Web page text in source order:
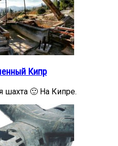
Кипр
шахта 🙂 На Кипре.